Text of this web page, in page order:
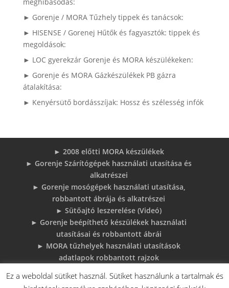
► Gorenje / MORA Tűzhely tippek és tanácsok:
► HISENSE / Gorenej Hűtők és fagyasztók: tippek és
megoldások:
► LOC gyerekzár Gorenje és MORA készülékeken:
► Gorenje és MORA Gázkészülékek PB gázra
átalakítása:
► Kenyérsütő bordásszíjak: Hossz és szélesség infók
► 2008 előtti MORA készülékek
► Gorenje Szárítógépek használati utasítása és
alkatrészei
► Gorenje mosógépek használati utasítása,
robbantott ábrája és alkatrészei
► Sütőajtó leszerelése (Videó)
► Gorenje beépíthető készülékek használati
utasításai és robbantott ábrái
► MORA tűzhelyek használati utasítások
adatlapok robbantott rajzok
megoldások
Ez a weboldal sütiket használ. Sütiket használunk a tartalmak és